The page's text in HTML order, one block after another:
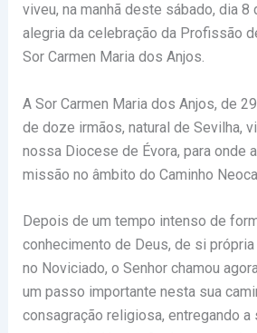
viveu, na manhã deste sábado, dia 8
alegria da celebração da Profissão
Sor Carmen Maria dos Anjos.
A Sor Carmen Maria dos Anjos, de
de doze irmãos, natural de Sevilha,
nossa Diocese de Évora, para onde
missão no âmbito do Caminho
Depois de um tempo intenso de
conhecimento de Deus, de si
no Noviciado, o Senhor chamou
um passo importante nesta sua
consagração religiosa, entregando a